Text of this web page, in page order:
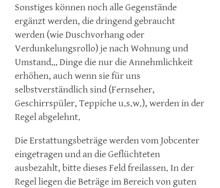
Sonstiges können noch alle Gegenstände
ergänzt werden, die dringend gebraucht
werden (wie Duschvorhang oder
Verdunkelungsrollo) je nach Wohnung und
Umstand… Dinge die nur die Annehmlichkeit
erhöhen, auch wenn sie für uns
selbstverständlich sind (Fernseher,
Geschirrspüler, Teppiche u.s.w.), werden in der
Regel abgelehnt.
Die Erstattungsbeträge werden vom Jobcenter
eingetragen und an die Geflüchteten
ausbezahlt, bitte dieses Feld freilassen. In der
Regel liegen die Beträge im Bereich von guten